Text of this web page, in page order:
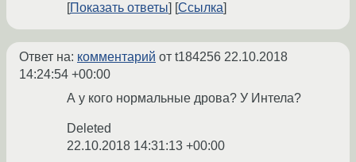
Показать ответы
Ссылка
Ответ на: комментарий от t184256 22.10.2018
14:24:54 +00:00
А у кого нормальные дрова? У Интела?
Deleted
22.10.2018 14:31:13 +00:00